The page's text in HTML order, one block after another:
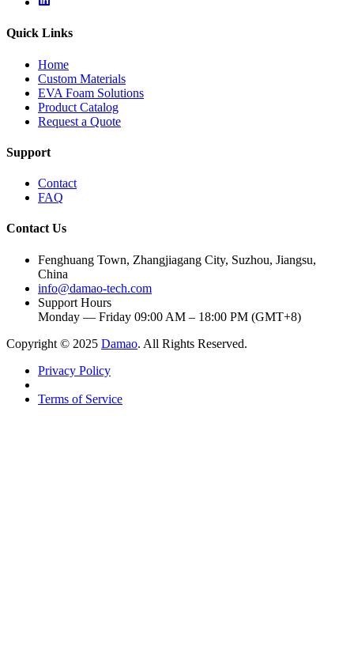
Quick Links
Home
Custom Materials
EVA Foam Solutions
Product Catalog
Request a Quote
Support
Contact
FAQ
Contact Us
Fenghuang Town, Zhangjiagang City, Suzhou, Jiangsu,
China
info@damao-tech.com
Support Hours
Monday — Friday 09:00 AM – 18:00 PM (GMT+8)
Copyright © 2025 Damao. All Rights Reserved.
Privacy Policy
Terms of Service